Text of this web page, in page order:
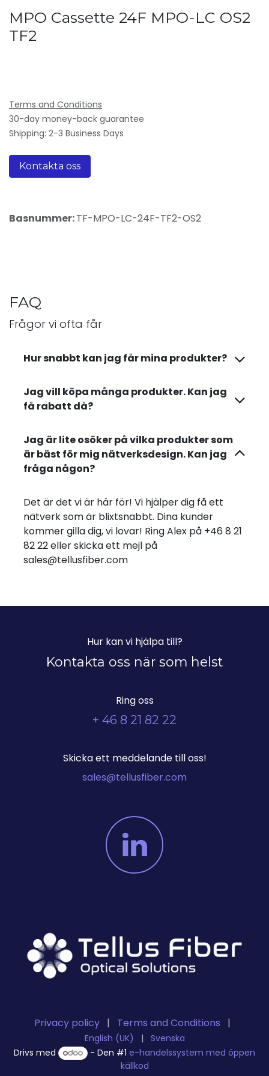
MPO Cassette 24F MPO-LC OS2
TF2
Terms and Conditions
30-day money-back guarantee
Shipping: 2-3 Business Days
Kontakta oss
Basnummer:TF-MPO-LC-24F-TF2-OS2
FAQ
Frågor vi ofta får
Hur snabbt kan jag får mina produkter?
Jag vill köpa många produkter. Kan jag
få rabatt då?
Jag är lite osöker på vilka produkter som
är bäst för mig nätverksdesign. Kan jag
fråga någon?
Det är det vi är här för! Vi hjälper dig få ett
nätverk som är blixtsnabbt. Dina kunder
kommer gilla dig, vi lovar! Ring Alex på +46 8 21
82 22 eller skicka ett mejl på
sales@tellusfiber.com
Hur kan vi hjälpa till?
Kontakta oss när som helst
Ring oss
+ 46 8 21 82 22
Skicka ett meddelande till oss!
sales@tellusfiber.com
Privacy policy| Terms and Conditions |
English (UK) |
Svenska
Drivs med
- Den #1 e-handelssystem med öppen
källkod